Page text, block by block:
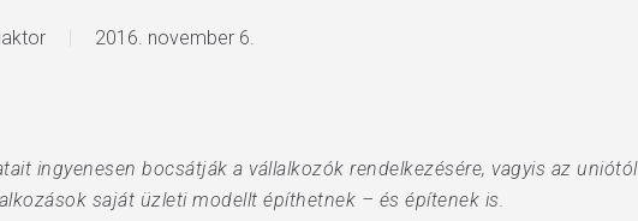
2016. november 6.
ingyenesen bocsátják a vállalkozók rendelkezésére, vagyis az
saját üzleti modellt építhetnek – és építenek is.